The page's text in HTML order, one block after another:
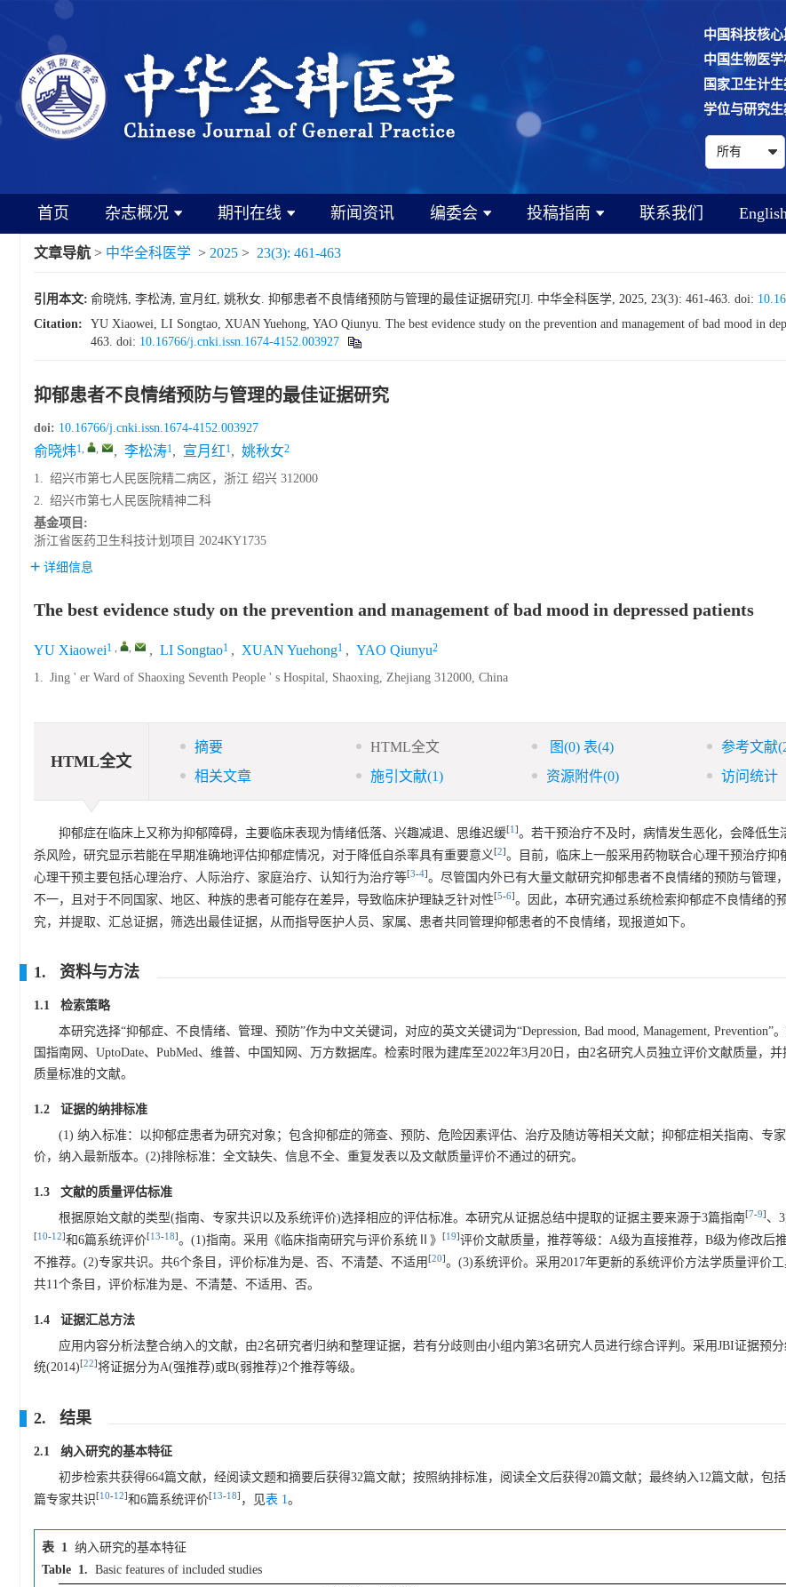
中国科技核心
中国生物医学
国家卫生计
学位与研究生
首页 杂志概况 期刊在线 新闻资讯 编委会 投稿指南 联系我们
文章导航 > 中华全科医学 > 2025 > 23(3): 461-463
引用本文: 俞晓炜, 李松涛, 宣月红, 姚秋女. 抑郁患者不良情绪预防与管理的最佳证据研究[J]. 中华全科医学, 2025, 23(3): 461-463. doi:
Citation:
YU Xiaowei, LI Songtao, XUAN Yuehong, YAO Qiunyu. The best evidence study on the prevention and management of bad mood in
463. doi: 10.16766/j.cnki.issn.1674-4152.003927
抑郁患者不良情绪预防与管理的最佳证据研究
doi: 10.16766/j.cnki.issn.1674-4152.003927
俞晓炜1, , , 李松涛1, 宣月红1, 姚秋女2
1. 绍兴市第七人民医院精二病区，浙江 绍兴 312000
2. 绍兴市第七人民医院精神二科
基金项目:
浙江省医药卫生科技计划项目 2024KY1735
详细信息
The best evidence study on the prevention and management of bad mood in depressed patients
YU Xiaowei1 , , , LI Songtao1 , XUAN Yuehong1 , YAO Qiunyu2
1. Jing ' er Ward of Shaoxing Seventh People ' s Hospital, Shaoxing, Zhejiang 312000, China
HTML全文
摘要 HTML全文 图(0)表(4) 参考文献
相关文章
施引文献(1) 资源附件(0) 访问统计
抑郁症在临床上又称为抑郁障碍，主要临床表现为情绪低落、兴趣减退、思维迟缓[1 ]。若干预治疗不及时，病情发生恶化，会降低生
杀风险，研究显示若能在早期准确地评估抑郁症情况，对于降低自杀率具有重要意义[2]。目前，临床上一般采用药物联合心理干预治疗抑
心理干预主要包括心理治疗、人际治疗、家庭治疗、认知行为治疗等[3-4]。尽管国内外已有大量文献研究抑郁患者不良情绪的预防与管理
不一，且对于不同国家、地区、种族的患者可能存在差异，导致临床护理缺乏针对性[5-6]。因此，本研究通过系统检索抑郁症不良情绪的
究，并提取、汇总证据，筛选出最佳证据，从而指导医护人员、家属、患者共同管理抑郁患者的不良情绪，现报道如下。
1. 资料与方法
1.1 检索策略
本研究选择“抑郁症、不良情绪、管理、预防”作为中文关键词，对应的英文关键词为“Depression, Bad mood, Management, Prevention”
国指南网、UptoDate、PubMed、维普、中国知网、万方数据库。检索时限为建库至2022年3月20日，由2名研究人员独立评价文献质量，
质量标准的文献。
1.2 证据的纳排标准
(1) 纳入标准：以抑郁症患者为研究对象；包含抑郁症的筛查、预防、危险因素评估、治疗及随访等相关文献；抑郁症相关指南、专
价，纳入最新版本。(2)排除标准：全文缺失、信息不全、重复发表以及文献质量评价不通过的研究。
1.3 文献的质量评估标准
根据原始文献的类型(指南、专家共识以及系统评价)选择相应的评估标准。本研究从证据总结中提取的证据主要来源于3篇指南[7-9] 、
[10-12]和6篇系统评价[13-18]。(1)指南。采用《临床指南研究与评价系统Ⅱ》 [19]评价文献质量，推荐等级：A级为直接推荐，B级为修改后
不推荐。(2)专家共识。共6个条目，评价标准为是、否、不清楚、不适用 [20]。(3)系统评价。采用2017年更新的系统评价方法学质量评价
共11个条目，评价标准为是、不清楚、不适用、否。
1.4 证据汇总方法
应用内容分析法整合纳入的文献，由2名研究者归纳和整理证据，若有分歧则由小组内第3名研究人员进行综合评判。采用JBI证据预
统(2014)[22]将证据分为A(强推荐)或B(弱推荐)2个推荐等级。
2. 结果
2.1 纳入研究的基本特征
初步检索共获得664篇文献，经阅读文题和摘要后获得32篇文献；按照纳排标准，阅读全文后获得20篇文献；最终纳入12篇文献，包
篇专家共识[10-12]和6篇系统评价[13-18] ，见表 1。
表 1 纳入研究的基本特征
Table 1. Basic features of included studies